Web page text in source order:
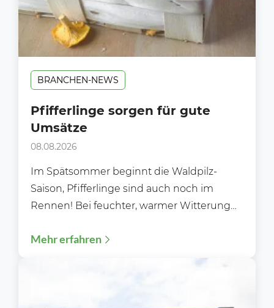
BRANCHEN-NEWS
Pfifferlinge sorgen für gute
Umsätze
08.08.2026
Im Spätsommer beginnt die Waldpilz-
Saison, Pfifferlinge sind auch noch im
Rennen! Bei feuchter, warmer Witterung
Mehr erfahren